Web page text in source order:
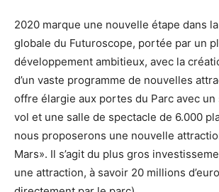
2020 marque une nouvelle étape dans
globale du Futuroscope, portée par un
développement ambitieux, avec la
d’un vaste programme de nouvelles
offre élargie aux portes du Parc avec un
vol et une salle de spectacle de 6.000
nous proposerons une nouvelle
Mars». Il s’agit du plus gros
une attraction, à savoir 20 millions